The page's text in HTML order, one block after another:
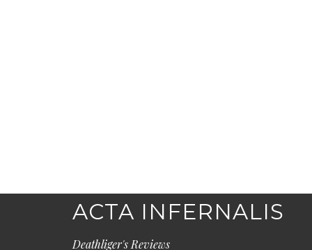
ACTA INFERNALIS
Deathliger's Reviews